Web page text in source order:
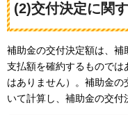
(2)交付決定に関
補助金の交付決定額は、
支払額を確約するもので
はありません）。補助金
いて計算し、補助金の交付